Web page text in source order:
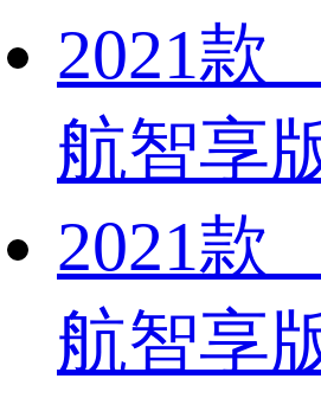
2021款
航智享
2021款
航智享